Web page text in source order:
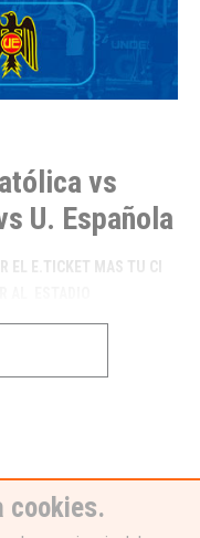
vs
U. Española
EL E.TICKET MAS TU CI
Estadio Bicentenario de
cookies.